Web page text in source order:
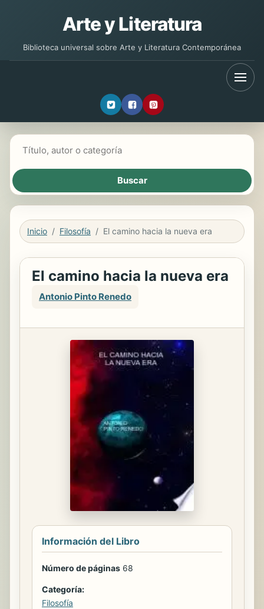
Arte y Literatura
Biblioteca universal sobre Arte y Literatura Contemporánea
Inicio Filosofía El camino hacia la nueva era
El camino hacia la nueva era
Antonio Pinto Renedo
Información del Libro
Número de páginas 68
Categoría:
Filosofía